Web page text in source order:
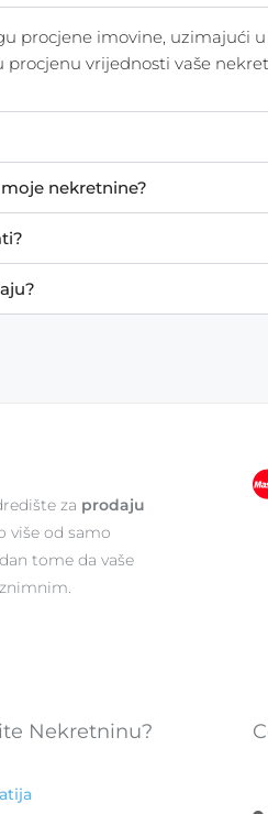
procjene imovine, uzimajući
vrijednosti vaše
nekretnine?
za prodaju
više od samo
tome da vaše
Nekretninu?